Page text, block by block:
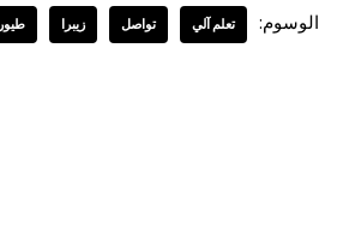
الوسوم: تعلم آلي تواصل زيبرا طيور